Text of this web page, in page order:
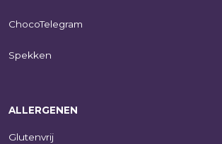
ChocoTelegram
Spekken
ALLERGENEN
Glutenvrij